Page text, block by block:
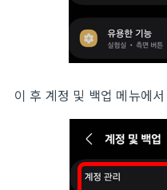
이 후 계정 및 백업 메뉴에서